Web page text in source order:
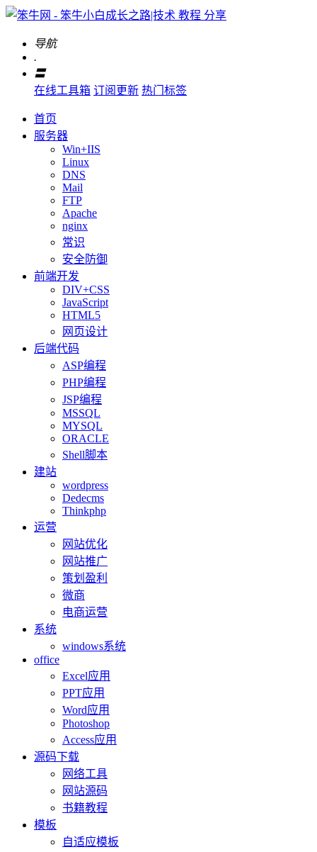
导航
.
〓
在线工具箱 订阅更新 热门标签
首页
服务器
Win+IIS
Linux
DNS
Mail
FTP
Apache
nginx
常识
安全防御
前端开发
DIV+CSS
JavaScript
HTML5
网页设计
后端代码
ASP编程
PHP编程
JSP编程
MSSQL
MYSQL
ORACLE
Shell脚本
建站
wordpress
Dedecms
Thinkphp
运营
网站优化
网站推广
策划盈利
微商
电商运营
系统
windows系统
office
Excel应用
PPT应用
Word应用
Photoshop
Access应用
源码下载
网络工具
网站源码
书籍教程
模板
自适应模板